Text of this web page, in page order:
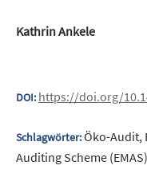
Kathrin Ankele
DOI: https://doi.org/
Schlagwörter:Öko-Audit,
Auditing Scheme (EMAS)